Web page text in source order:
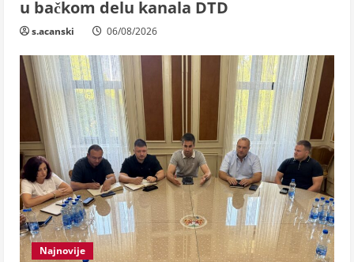
u bačkom delu kanala DTD
s.acanski 06/08/2026
Najnovije